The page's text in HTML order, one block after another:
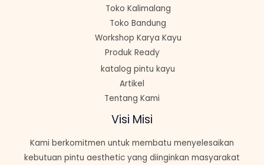
Toko Kalimalang
Toko Bandung
Workshop Karya Kayu
Produk Ready
katalog pintu kayu
Artikel
Tentang Kami
Visi Misi
Kami berkomitmen untuk membatu menyelesaikan
kebutuan pintu aesthetic yang diinginkan masyarakat